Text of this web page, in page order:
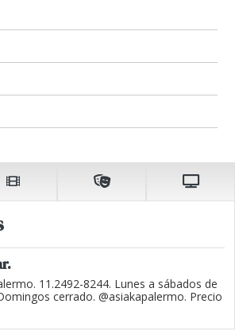
11.2492-8244. Lunes a sábados de
cerrado. @asiakapalermo. Precio